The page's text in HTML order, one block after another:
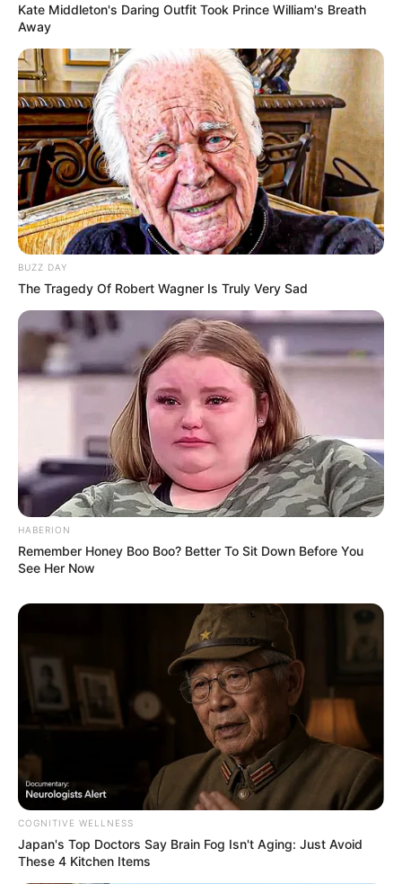
Kate Middleton's Daring Outfit Took Prince William's Breath
Away
BUZZ DAY
The Tragedy Of Robert Wagner Is Truly Very Sad
HABERION
Remember Honey Boo Boo? Better To Sit Down Before You
See Her Now
COGNITIVE WELLNESS
Japan's Top Doctors Say Bra​in Fo​g Isn't Aging: Just Avoid
These 4 Kitchen Items